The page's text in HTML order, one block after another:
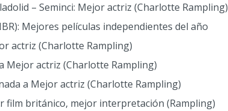
– Seminci: Mejor actriz (Charlotte Rampling)
Mejores películas independientes del año
actriz (Charlotte Rampling)
Mejor actriz (Charlotte Rampling)
a Mejor actriz (Charlotte Rampling)
film británico, mejor interpretación (Rampling)